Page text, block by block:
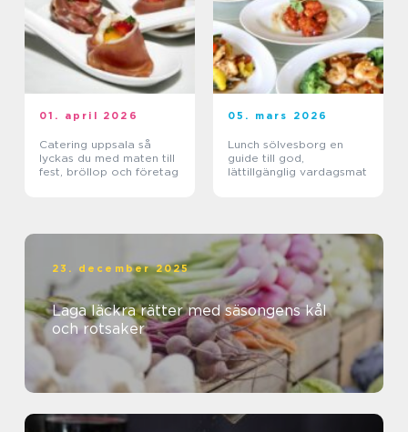
01. april 2026
Catering uppsala så
lyckas du med maten till
fest, bröllop och företag
05. mars 2026
Lunch sölvesborg en
guide till god,
lättillgänglig vardagsmat
23. december 2025
Laga läckra rätter med säsongens kål
och rotsaker